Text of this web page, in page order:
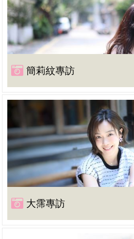
簡莉紋專訪
大霈專訪